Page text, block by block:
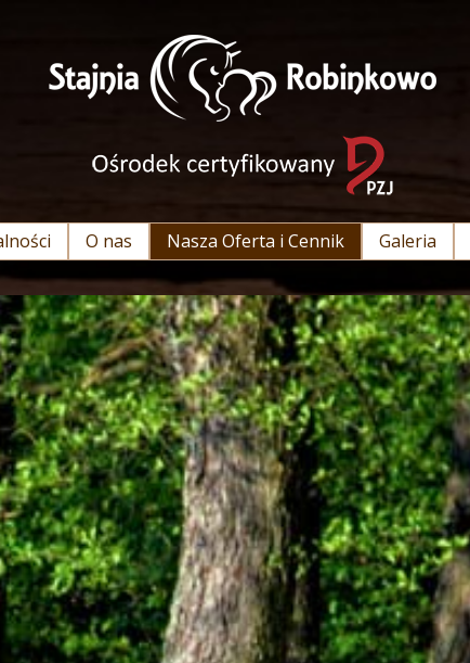
O nas Nasza Oferta i Cennik Galeria